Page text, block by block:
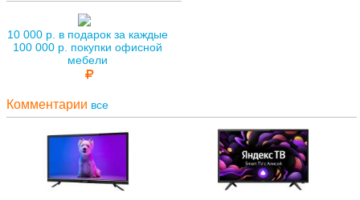
10 000 р. в подарок за каждые
100 000 р. покупки офисной
мебели
Комментарии все